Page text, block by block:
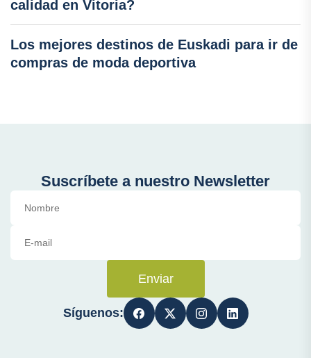
calidad en Vitoria?
Los mejores destinos de Euskadi para ir de
compras de moda deportiva
Suscríbete a nuestro Newsletter
Enviar
Síguenos: